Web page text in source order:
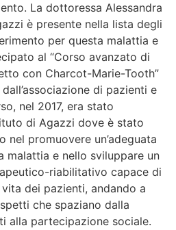
La dottoressa Alessandra
è presente nella lista degli
per questa malattia e
al “Corso avanzato di
con Charcot-Marie-Tooth”
di pazienti e
nel 2017, era stato
di Agazzi dove è stato
nel promuovere un’adeguata
malattia e nello sviluppare un
riabilitativo capace di
dei pazienti, andando a
che spaziano dalla
alla partecipazione sociale.